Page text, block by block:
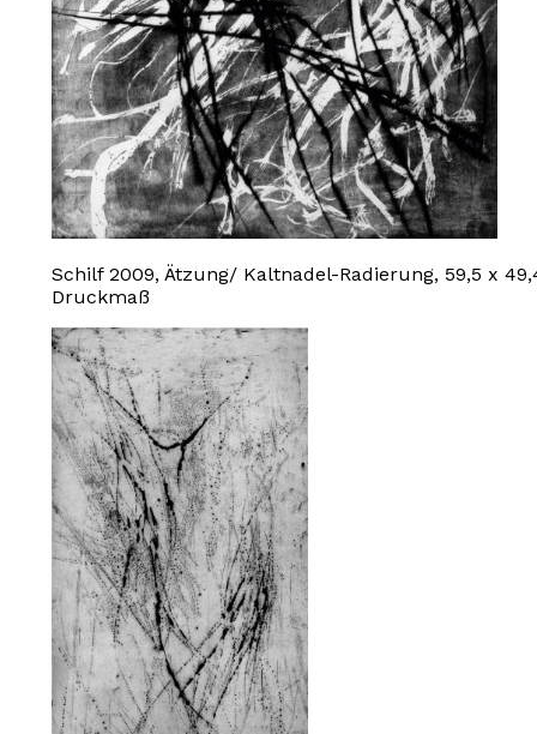
Schilf 2009, Ätzung/ Kaltnadel-Radierung, 59,5 x
Druckmaß